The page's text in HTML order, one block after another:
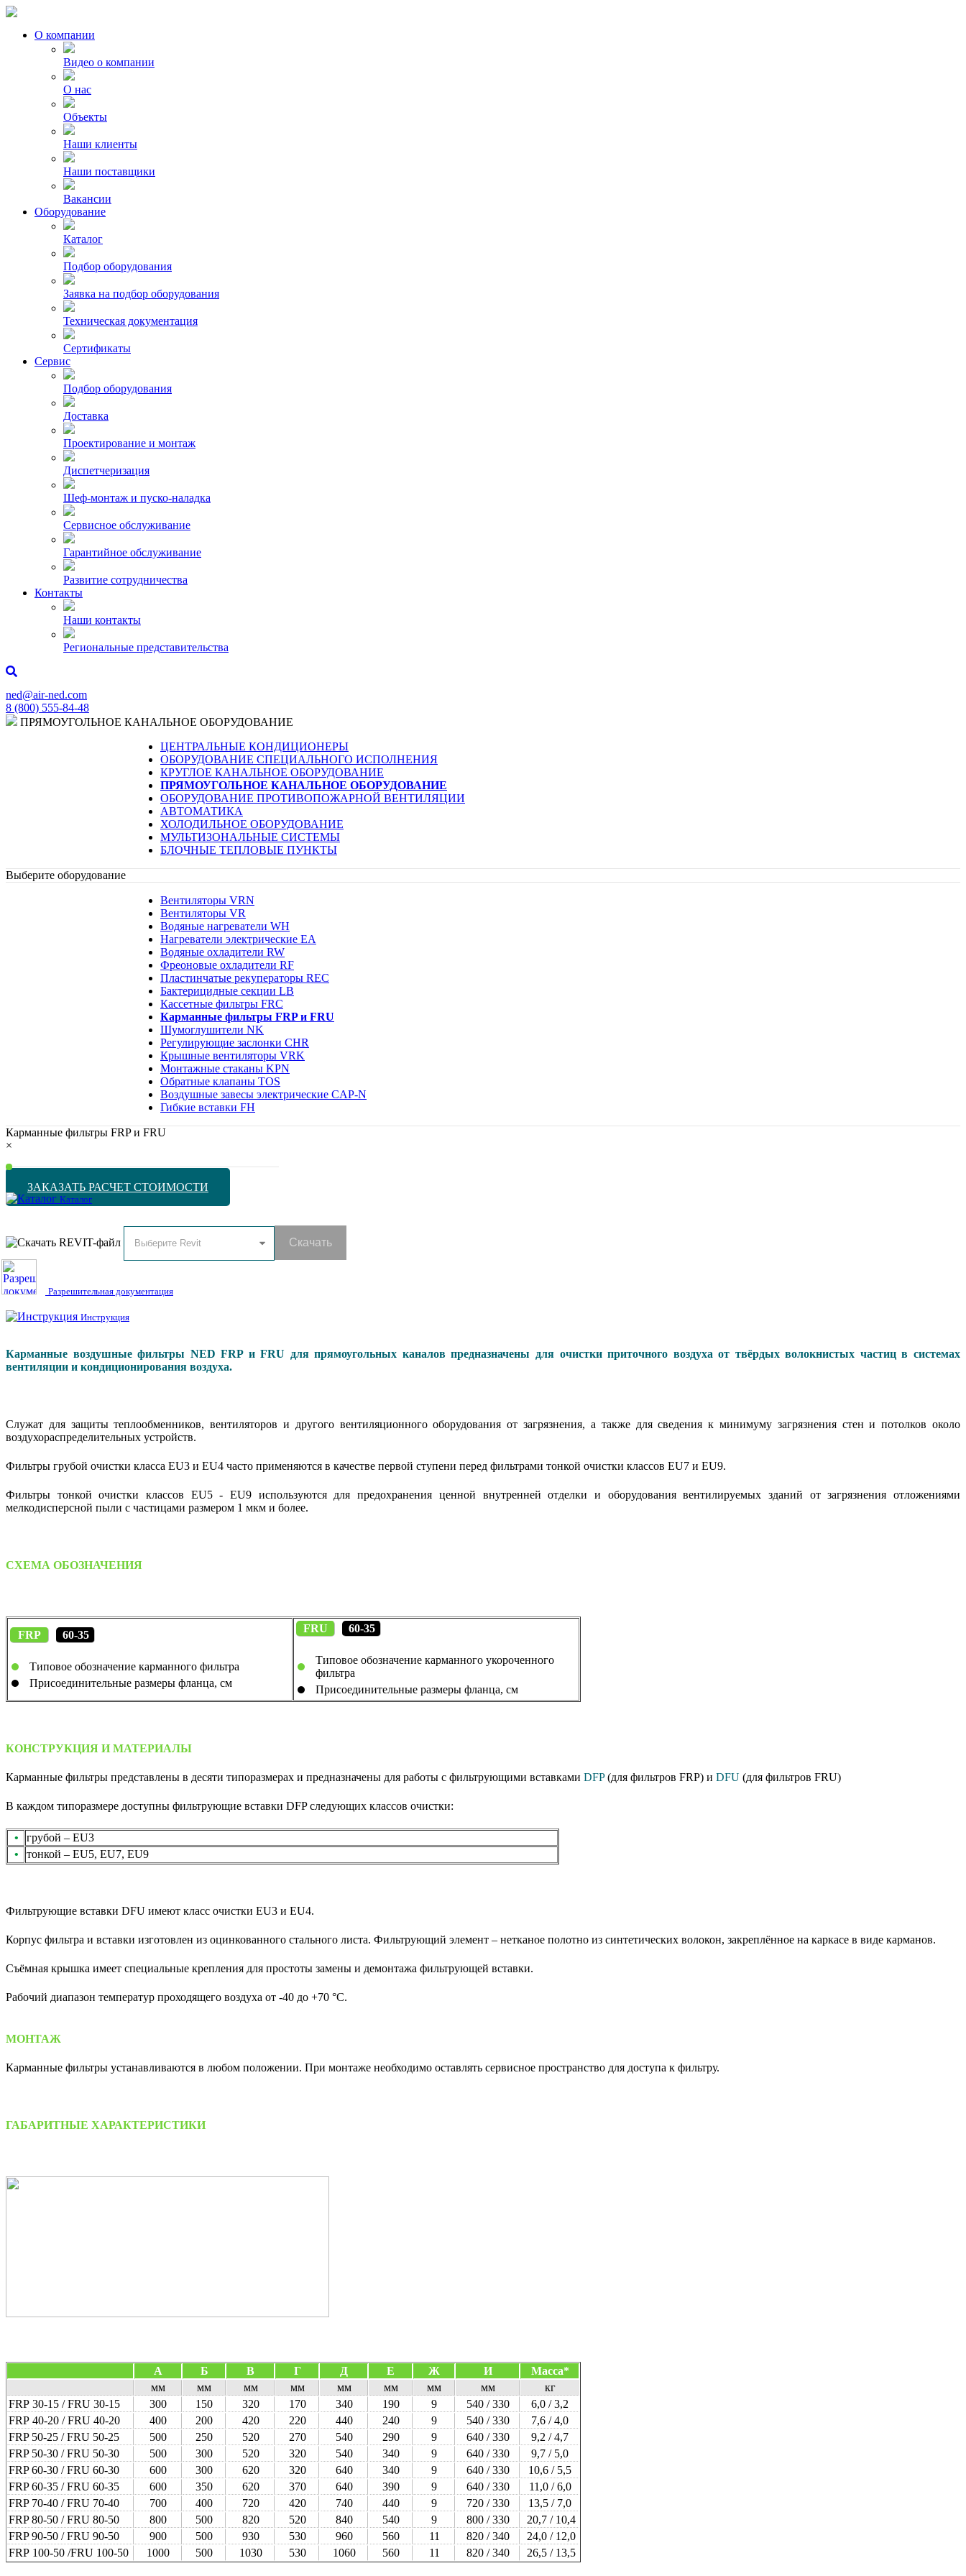
О компании
Видео о компании
О нас
Объекты
Наши клиенты
Наши поставщики
Вакансии
Оборудование
Каталог
Подбор оборудования
Заявка на подбор оборудования
Техническая документация
Сертификаты
Сервис
Подбор оборудования
Доставка
Проектирование и монтаж
Диспетчеризация
Шеф-монтаж и пуско-наладка
Сервисное обслуживание
Гарантийное обслуживание
Развитие сотрудничества
Контакты
Наши контакты
Региональные представительства
ned@air-ned.com
8 (800) 555-84-48
ПРЯМОУГОЛЬНОЕ КАНАЛЬНОЕ ОБОРУДОВАНИЕ
ЦЕНТРАЛЬНЫЕ КОНДИЦИОНЕРЫ
ОБОРУДОВАНИЕ СПЕЦИАЛЬНОГО ИСПОЛНЕНИЯ
КРУГЛОЕ КАНАЛЬНОЕ ОБОРУДОВАНИЕ
ПРЯМОУГОЛЬНОЕ КАНАЛЬНОЕ ОБОРУДОВАНИЕ
ОБОРУДОВАНИЕ ПРОТИВОПОЖАРНОЙ ВЕНТИЛЯЦИИ
АВТОМАТИКА
ХОЛОДИЛЬНОЕ ОБОРУДОВАНИЕ
МУЛЬТИЗОНАЛЬНЫЕ СИСТЕМЫ
БЛОЧНЫЕ ТЕПЛОВЫЕ ПУНКТЫ
Выберите оборудование
Вентиляторы VRN
Вентиляторы VR
Водяные нагреватели WH
Нагреватели электрические EA
Водяные охладители RW
Фреоновые охладители RF
Пластинчатые рекуператоры REC
Бактерицидные секции LB
Кассетные фильтры FRC
Карманные фильтры FRP и FRU
Шумоглушители NK
Регулирующие заслонки CHR
Крышные вентиляторы VRK
Монтажные стаканы KPN
Обратные клапаны TOS
Воздушные завесы электрические CAP-N
Гибкие вставки FH
Карманные фильтры FRP и FRU
×
ЗАКАЗАТЬ РАСЧЕТ СТОИМОСТИ
Каталог
Разрешительная документация
Инструкция
Карманные воздушные фильтры NED FRP и FRU для прямоугольных каналов предназначены для очистки приточного воздуха от твёрдых волокнистых частиц в системах
вентиляции и кондиционирования воздуха.
Служат для защиты теплообменников, вентиляторов и другого вентиляционного оборудования от загрязнения, а также для сведения к минимуму загрязнения стен и потолков около
воздухораспределительных устройств.
Фильтры грубой очистки класса EU3 и EU4 часто применяются в качестве первой ступени перед фильтрами тонкой очистки классов EU7 и EU9.
Фильтры тонкой очистки классов EU5 - EU9 используются для предохранения ценной внутренней отделки и оборудования вентилируемых зданий от загрязнения отложениями
мелкодисперсной пыли с частицами размером 1 мкм и более.
СХЕМА ОБОЗНАЧЕНИЯ
FRP 60-35
Типовое обозначение карманного фильтра
Присоединительные размеры фланца, см
FRU 60-35
Типовое обозначение карманного укороченного
фильтра
Присоединительные размеры фланца, см
КОНСТРУКЦИЯ И МАТЕРИАЛЫ
Карманные фильтры представлены в десяти типоразмерах и предназначены для работы с фильтрующими вставками DFP(для фильтров FRP) и DFU (для фильтров FRU)
В каждом типоразмере доступны фильтрующие вставки DFP следующих классов очистки:
•
грубой – EU3
•
тонкой – EU5, EU7, EU9
Фильтрующие вставки DFU имеют класс очистки EU3 и EU4.
Корпус фильтра и вставки изготовлен из оцинкованного стального листа. Фильтрующий элемент – нетканое полотно из синтетических волокон, закреплённое на каркасе в виде карманов.
Съёмная крышка имеет специальные крепления для простоты замены и демонтажа фильтрующей вставки.
Рабочий диапазон температур проходящего воздуха от -40 до +70 °C.
МОНТАЖ
Карманные фильтры устанавливаются в любом положении. При монтаже необходимо оставлять сервисное пространство для доступа к фильтру.
ГАБАРИТНЫЕ ХАРАКТЕРИСТИКИ
А Б В Г Д Е Ж И
Масса*
мм
мм мм мм мм мм мм мм
кг
FRP 30‑15 / FRU 30‑15
300 150 320 170 340 190 9 540 / 330
6,0 / 3,2
FRP 40-20 / FRU 40-20
400 200 420 220 440 240 9 540 / 330
7,6 / 4,0
FRP 50-25 / FRU 50-25
500 250 520 270 540 290 9 640 / 330
9,2 / 4,7
FRP 50-30 / FRU 50-30
500 300 520 320 540 340 9 640 / 330
9,7 / 5,0
FRP 60-30 / FRU 60-30
600 300 620 320 640 340 9 640 / 330
10,6 / 5,5
FRP 60-35 / FRU 60-35
600 350 620 370 640 390 9 640 / 330
11,0 / 6,0
FRP 70-40 / FRU 70-40
700 400 720 420 740 440 9 720 / 330
13,5 / 7,0
FRP 80-50 / FRU 80-50
800 500 820 520 840 540 9 800 / 330
20,7 / 10,4
FRP 90-50 / FRU 90-50
900 500 930 530 960 560 11 820 / 340
24,0 / 12,0
FRP 100‑50 /FRU 100‑50
1000 500 1030 530 1060 560 11 820 / 340 26,5 / 13,5